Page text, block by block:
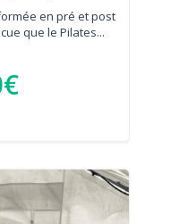
en pré et post
que le Pilates...